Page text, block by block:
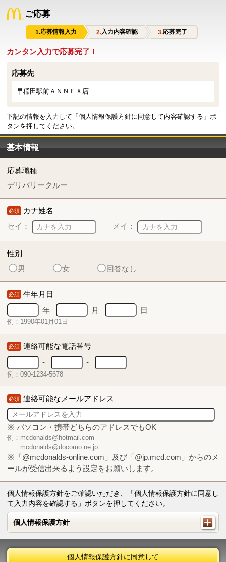
ご応募
応募情報入力 入力内容確認 応募完了
カンタン入力で応募完了！
応募先
早稲田駅前ＡＮＮＥＸ店
下記の情報を入力して「個人情報保護方針に同意して内容確認する」ボ
タンを押してください。
基本情報
応募職種
デリバリークルー
必須 カナ姓名
セイ：
メイ：
性別
男
女 回答なし
必須 生年月日
年
月 日
例：1990年01月01日
必須 連絡可能な電話番号
-
-
例：090-1234-5678
必須 連絡可能なメールアドレス
※ パソコン・携帯どちらのアドレスでもOK
例：mcdonalds@hotmail.com
mcdonalds@docomo.ne.jp
※「@mcdonalds-online.com」及び「@jp.mcd.com」からのメ
ールが受信出来るよう設定をお願いします。
個人情報保護方針をご確認いただき、「個人情報保護方針に同意し
て入力内容を確認する」ボタンを押してください。
個人情報保護方針
個人情報保護方針
個人情報保護方針に同意して